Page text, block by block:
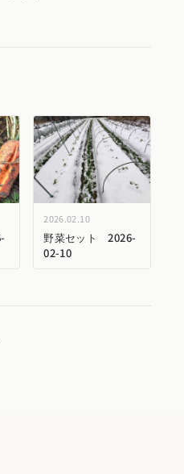
2026.02.10
野菜セット 2026-
02-10